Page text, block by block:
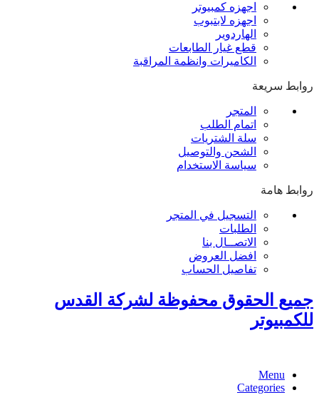
اجهزه كمبيوتر
اجهزه لابتبوب
الهاردوير
قطع غيار الطابعات
الكاميرات وانظمة المراقبة
روابط سريعة
المتجر
اتمام الطلب
سلة الشتريات
الشحن والتوصيل
سياسة الاستخدام
روابط هامة
التسجيل في المتجر
الطلبات
الاتصــال بنا
افضل العروض
تفاصيل الحساب
جميع الحقوق محفوظة لشركة القدس
للكمبيوتر
Menu
Categories